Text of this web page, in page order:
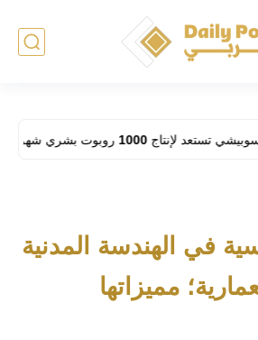
مكان العمال في المصانع؟
في الهندسة المدنية
مميزاتها